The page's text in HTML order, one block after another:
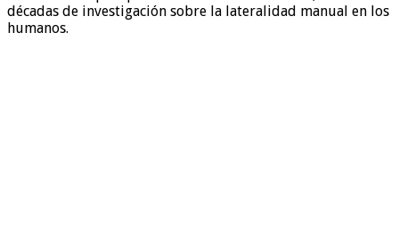
décadas de investigación sobre la lateralidad manual en los
humanos.